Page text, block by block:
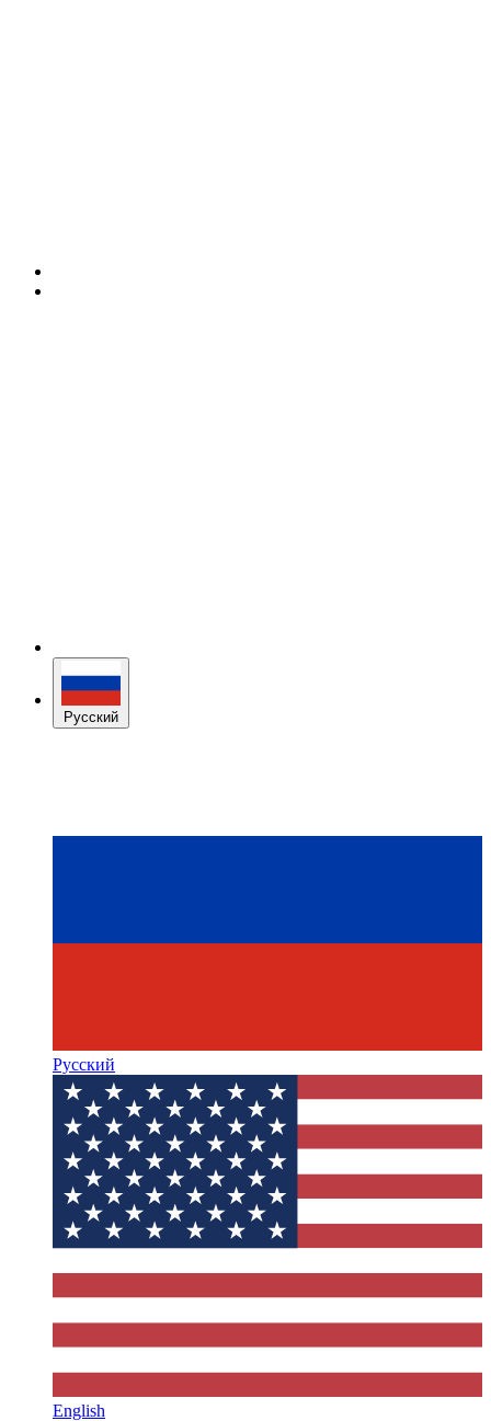
Русский
Русский
English